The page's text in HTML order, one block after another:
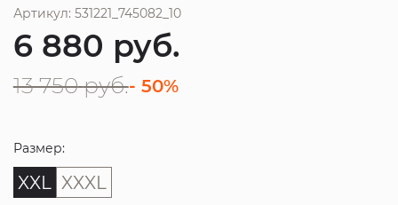
Артикул: 531221_745082_10
6 880 руб.
13 750 руб.- 50%
Размер:
XXL XXXL